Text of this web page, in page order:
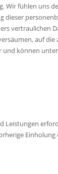
Wir fühlen uns
dieser
vertraulichen
auf die
und können
Leistungen
Einholung